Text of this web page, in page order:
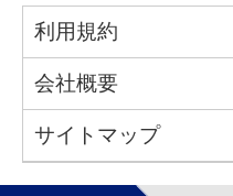
利用規約
会社概要
サイトマップ